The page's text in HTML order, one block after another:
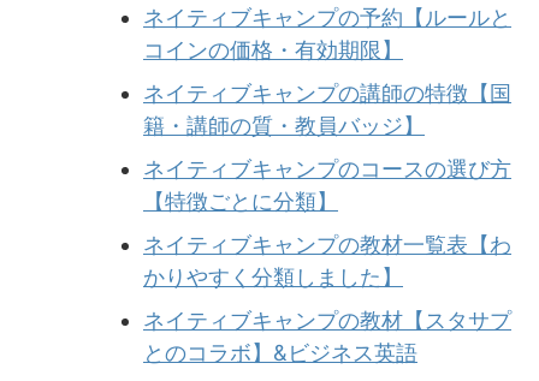
ネイティブキャンプの予約【ルールと
コインの価格・有効期限】
ネイティブキャンプの講師の特徴【国
籍・講師の質・教員バッジ】
ネイティブキャンプのコースの選び方
【特徴ごとに分類】
ネイティブキャンプの教材一覧表【わ
かりやすく分類しました】
ネイティブキャンプの教材【スタサプ
とのコラボ】&ビジネス英語